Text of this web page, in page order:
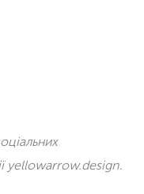
yellowarrow.design.